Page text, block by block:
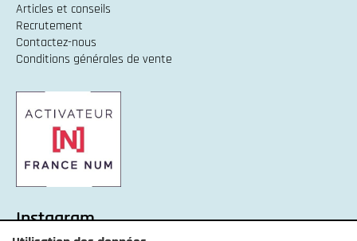
Articles et conseils
Recrutement
Contactez-nous
Conditions générales de vente
Instagram